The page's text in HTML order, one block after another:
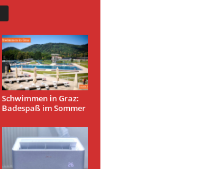
Schwimmen in Graz:
Badespaß im Sommer